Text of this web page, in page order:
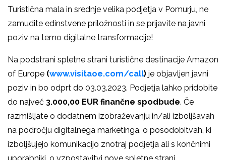
Turistična mala in srednje velika podjetja v Pomurju, ne
zamudite edinstvene priložnosti in se prijavite na javni
poziv na temo digitalne transformacije!
Na podstrani spletne strani turistične destinacije Amazon
of Europe (www.visitaoe.com/call) je objavljen javni
poziv in bo odprt do 03.03.2023. Podjetja lahko pridobite
do največ 3.000,00 EUR finančne spodbude. Če
razmišljate o dodatnem izobraževanju in/ali izboljšavah
na področju digitalnega marketinga, o posodobitvah, ki
izboljšujejo komunikacijo znotraj podjetja ali s končnimi